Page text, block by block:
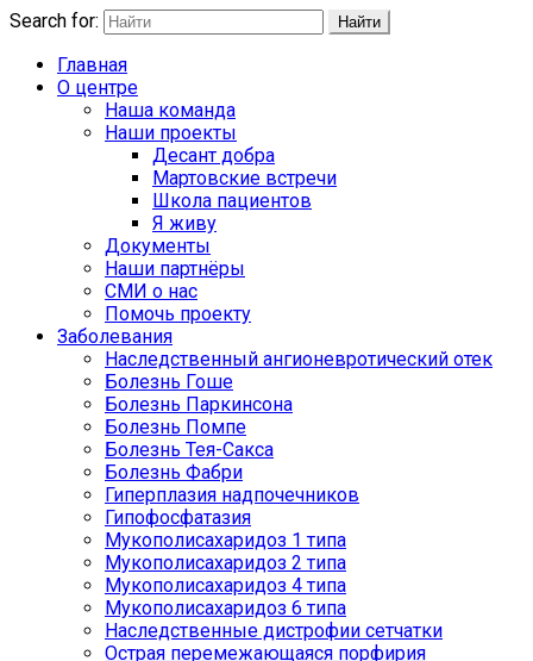
Search for: Найти
Главная
О центре
Наша команда
Наши проекты
Десант добра
Мартовские встречи
Школа пациентов
Я живу
Документы
Наши партнёры
СМИ о нас
Помочь проекту
Заболевания
Наследственный ангионевротический отек
Болезнь Гоше
Болезнь Паркинсона
Болезнь Помпе
Болезнь Тея-Сакса
Болезнь Фабри
Гиперплазия надпочечников
Гипофосфатазия
Мукополисахаридоз 1 типа
Мукополисахаридоз 2 типа
Мукополисахаридоз 4 типа
Мукополисахаридоз 6 типа
Наследственные дистрофии сетчатки
Острая перемежающаяся порфирия